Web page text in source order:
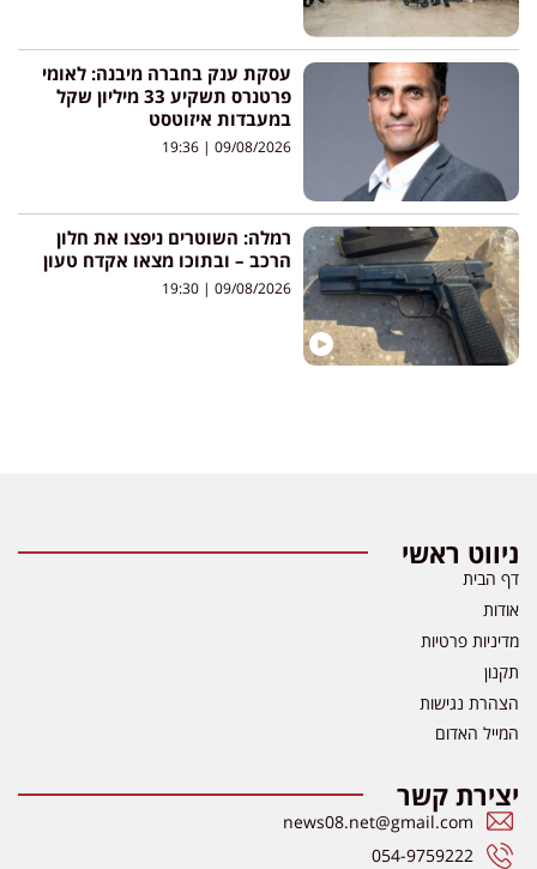
עסקת ענק בחברה מיבנה: לאומי
פרטנרס תשקיע 33 מיליון שקל
במעבדות איזוטסט
09/08/2026
רמלה: השוטרים ניפצו את חלון
הרכב – ובתוכו מצאו אקדח טעון
09/08/2026
ניווט ראשי
דף הבית
אודות
מדיניות פרטיות
תקנון
הצהרת נגישות
המייל האדום
יצירת קשר
news08.net@gmail.com
054-9759222